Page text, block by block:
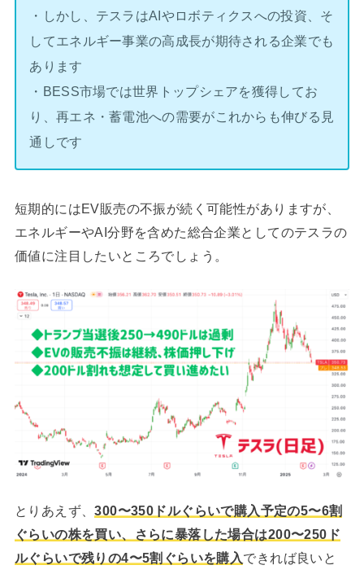
・しかし、テスラはAIやロボティクスへの投資、そ
してエネルギー事業の高成長が期待される企業でも
あります
・BESS市場では世界トップシェアを獲得してお
り、再エネ・蓄電池への需要がこれからも伸びる見
通しです
短期的にはEV販売の不振が続く可能性がありますが、
エネルギーやAI分野を含めた総合企業としてのテスラの
価値に注目したいところでしょう。
とりあえず、300〜350ドルぐらいで購入予定の5〜6割
ぐらいの株を買い、さらに暴落した場合は200〜250ド
ルぐらいで残りの4〜5割ぐらいを購入できれば良いと